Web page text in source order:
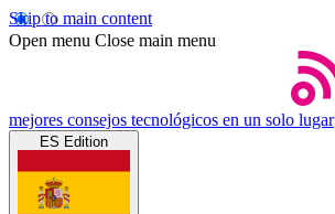
Skip to main content
Open menu Close main menu
mejores consejos tecnológicos en un solo lugar
ES Edition